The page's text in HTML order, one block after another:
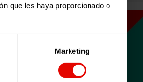
que les haya proporcionado o
Marketing